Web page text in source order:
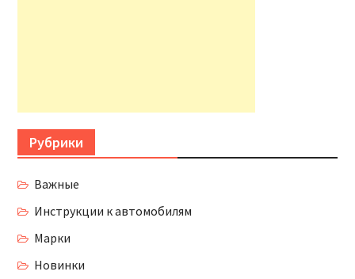
Рубрики
Важные
Инструкции к автомобилям
Марки
Новинки